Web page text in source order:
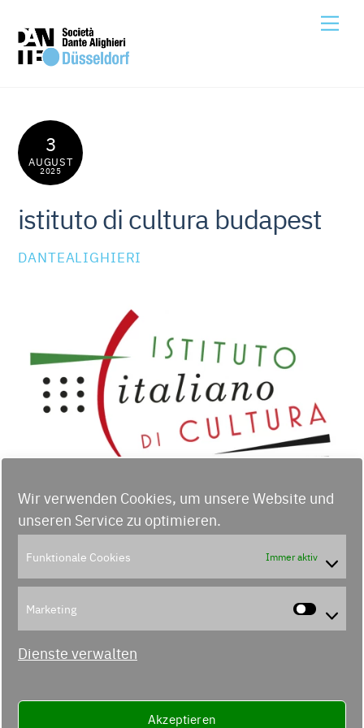
Wir verwenden Cookies, um unsere Website und
unseren Service zu optimieren.
Funktionale Cookies Immer aktiv
Marketing
Dienste verwalten
Akzeptieren
content
3
AUGUST
2025
istituto di cultura budapest
DANTEALIGHIERI
Musica e destini: tre Maestri, tre
donne, un’anima italiana